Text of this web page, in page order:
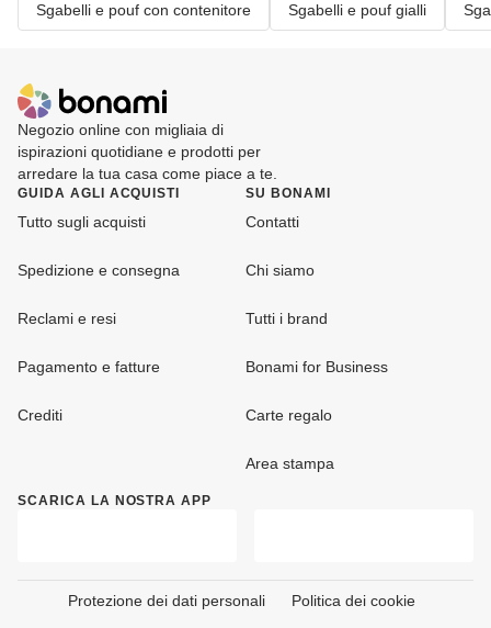
Sgabelli e pouf con contenitore Sgabelli e pouf gialli
Negozio online con migliaia di
ispirazioni quotidiane e prodotti per
arredare la tua casa come piace a te.
GUIDA AGLI ACQUISTI
Tutto sugli acquisti
Spedizione e consegna
Reclami e resi
Pagamento e fatture
Crediti
SU BONAMI
Contatti
Chi siamo
Tutti i brand
Bonami for Business
Carte regalo
Area stampa
SCARICA LA NOSTRA APP
Protezione dei dati personali Politica dei cookie